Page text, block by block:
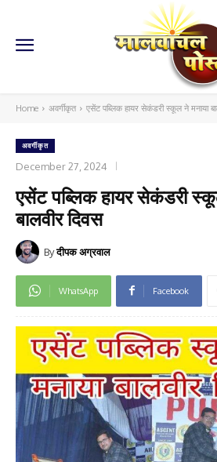
Home अवर्गीकृत एसेंट पब्लिक हायर सेकंडरी स्कूल ने मनाया
अवर्गीकृत
December 27, 2024
एसेंट पब्लिक हायर सेकंडरी
बालवीर दिवस
Byदीपक अग्रवाल
WhatsApp Facebook